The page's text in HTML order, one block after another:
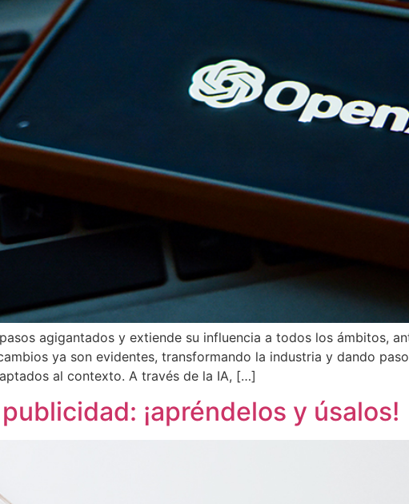
agigantados y extiende su influencia a todos los ámbitos,
ya son evidentes, transformando la industria y dando
al contexto. A través de la IA, […]
¡apréndelos y úsalos!